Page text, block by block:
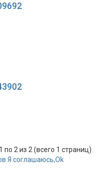
по 2 из 2 (всего 1 страниц)
Я соглашаюсь,Ok